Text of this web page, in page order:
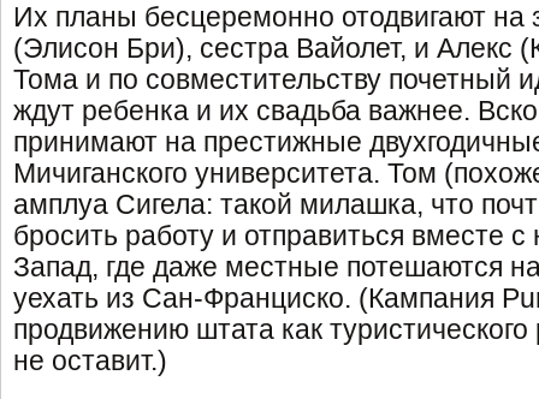
Их планы бесцеремонно отодвигают на
(Элисон Бри), сестра Вайолет, и Алекс
Тома и по совместительству почетный
ждут ребенка и их свадьба важнее.
принимают на престижные
Мичиганского университета. Том
амплуа Сигела: такой милашка, что
бросить работу и отправиться вместе
Запад, где даже местные потешаются
уехать из Сан-Франциско. (Кампания
продвижению штата как туристического
не оставит.)